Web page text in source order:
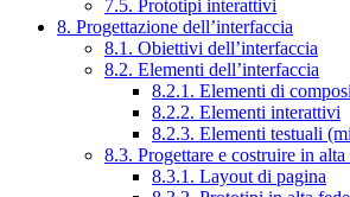
7.5. Prototipi interattivi
8. Progettazione dell’interfaccia
8.1. Obiettivi dell’interfaccia
8.2. Elementi dell’interfaccia
8.2.1. Elementi di
8.2.2. Elementi interattivi
8.2.3. Elementi testuali
8.3. Progettare e costruire in alta
8.3.1. Layout di pagina